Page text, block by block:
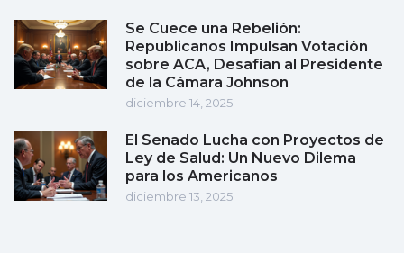
Se Cuece una Rebelión:
Republicanos Impulsan Votación
sobre ACA, Desafían al Presidente
de la Cámara Johnson
diciembre 14, 2025
El Senado Lucha con Proyectos de
Ley de Salud: Un Nuevo Dilema
para los Americanos
diciembre 13, 2025